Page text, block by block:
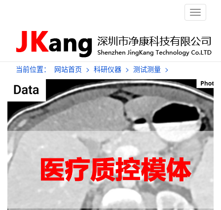
栏
目
航
当前位置： 网站首页 > 科研仪器 > 测试测量 >